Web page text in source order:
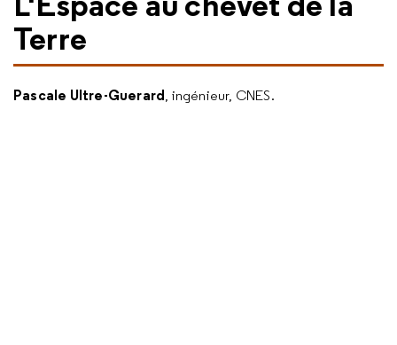
Terre
Pascale Ultre-Guerard, ingénieur, CNES.